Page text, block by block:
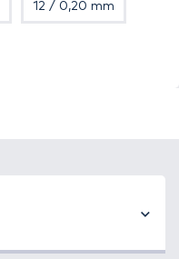
12 / 0,20 mm